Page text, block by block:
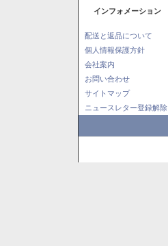
インフォメーション
配送と返品について
個人情報保護方針
会社案内
お問い合わせ
サイトマップ
ニュースレター登録解除